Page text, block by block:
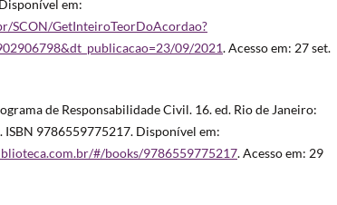
em:
SCON/GetInteiroTeorDoAcordao?
09/2021. Acesso em: 27 set.
de Responsabilidade Civil. 16. ed. Rio de Janeiro:
ISBN 9786559775217. Disponível em:
#/books/9786559775217. Acesso em: 29